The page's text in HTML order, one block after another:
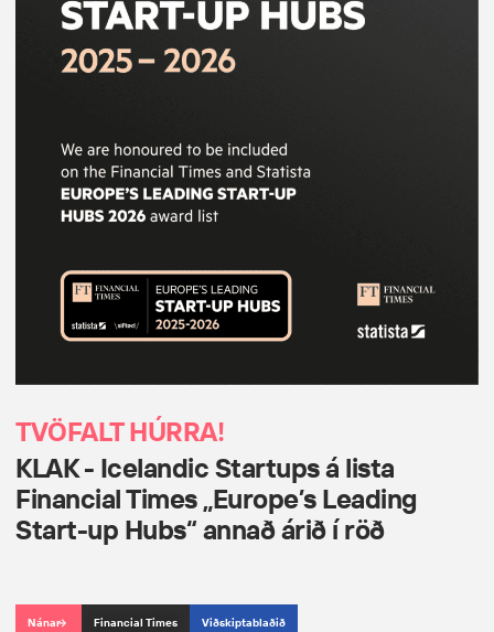
TVÖFALT HÚRRA!
KLAK - Icelandic Startups á lista
Financial Times „Europe’s Leading
Start-up Hubs“ annað árið í röð
Nánar Financial Times Viðskiptablaðið